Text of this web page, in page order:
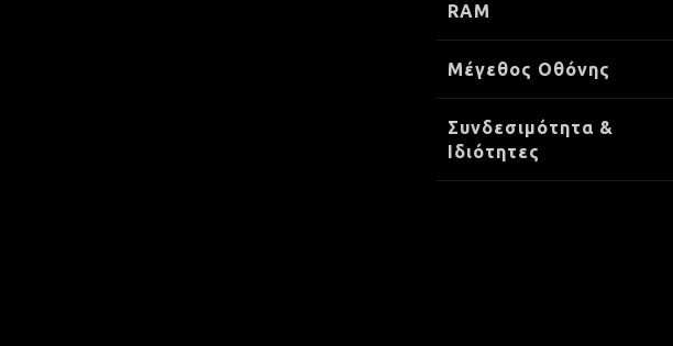
RAM
Μέγεθος Οθόνης
Συνδεσιμότητα &
Ιδιότητες